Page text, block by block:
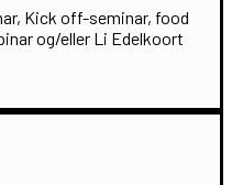
Kick off-seminar, food
og/eller Li Edelkoort